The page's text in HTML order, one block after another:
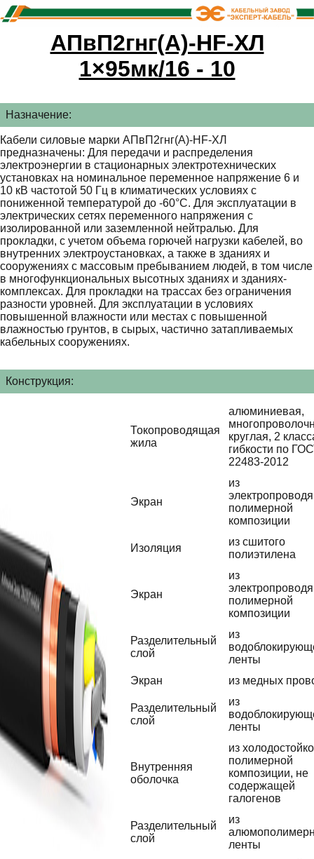
АПвП2гнг(А)-HF-ХЛ
1×95мк/16 - 10
Назначение:
Кабели силовые марки АПвП2гнг(А)-HF-ХЛ
предназначены: Для передачи и распределения
электроэнергии в стационарных электротехнических
установках на номинальное переменное напряжение 6 и
10 кВ частотой 50 Гц в климатических условиях с
пониженной температурой до -60°С. Для эксплуатации в
электрических сетях переменного напряжения с
изолированной или заземленной нейтралью. Для
прокладки, с учетом объема горючей нагрузки кабелей, во
внутренних электроустановках, а также в зданиях и
сооружениях с массовым пребыванием людей, в том числе
в многофункциональных высотных зданиях и зданиях-
комплексах. Для прокладки на трассах без ограничения
разности уровней. Для эксплуатации в условиях
повышенной влажности или местах с повышенной
влажностью грунтов, в сырых, частично затапливаемых
кабельных сооружениях.
Конструкция:
Токопроводящая
жила
алюминиевая,
круглая, 2
гибкости по
22483-2012
Экран
из
полимерной
композиции
Изоляция
из сшитого
полиэтилена
Экран
из
полимерной
композиции
Разделительный
слой
из
ленты
Экран
из медных
Разделительный
слой
из
ленты
Внутренняя
оболочка
из
полимерной
композиции, не
содержащей
галогенов
Разделительный
слой
из
ленты